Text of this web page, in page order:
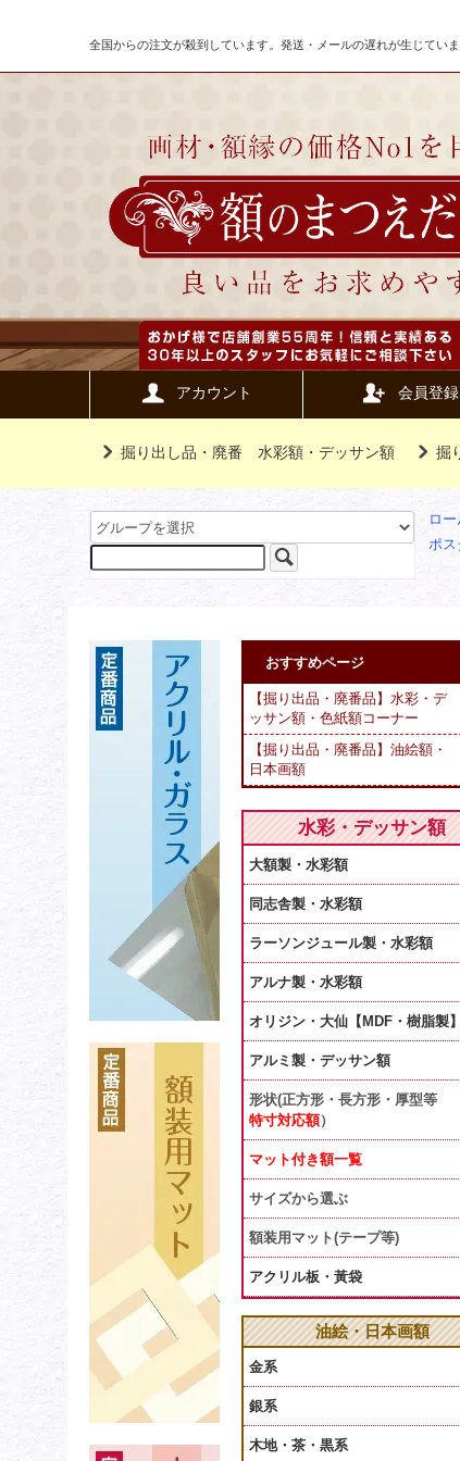
全国からの注文が殺到しています。発送・メールの遅れが生じてい
アカウント 会員登録
掘り出し品・廃番 水彩額・デッサン額 掘
ロ
ポス
おすすめページ
【掘り出品・廃番品】水彩・デ
ッサン額・色紙額コーナー
【掘り出品・廃番品】油絵額・
日本画額
水彩・デッサン額
大額製・水彩額
同志舎製・水彩額
ラーソンジュール製・水彩額
アルナ製・水彩額
オリジン・大仙【MDF・樹脂製】
アルミ製・デッサン額
形状(正方形・長方形・厚型等
特寸対応額）
マット付き額一覧
サイズから選ぶ
額装用マット(テープ等)
アクリル板・黃袋
油絵・日本画額
金系
銀系
木地・茶・黒系